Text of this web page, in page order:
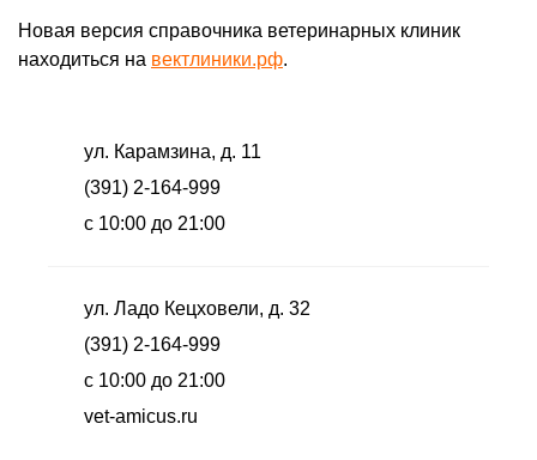
Новая версия справочника ветеринарных клиник
находиться на вектлиники.рф.
ул. Карамзина, д. 11
(391) 2-164-999
с 10:00 до 21:00
ул. Ладо Кецховели, д. 32
(391) 2-164-999
с 10:00 до 21:00
vet-amicus.ru